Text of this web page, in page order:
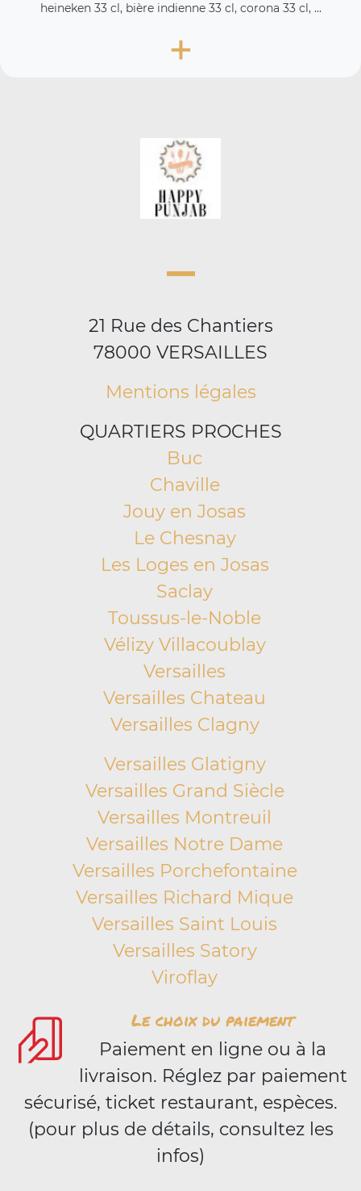
heineken 33 cl, bière indienne 33 cl, corona 33 cl, ...
+
21 Rue des Chantiers
78000 VERSAILLES
Mentions légales
QUARTIERS PROCHES
Buc
Chaville
Jouy en Josas
Le Chesnay
Les Loges en Josas
Saclay
Toussus-le-Noble
Vélizy Villacoublay
Versailles
Versailles Chateau
Versailles Clagny
Versailles Glatigny
Versailles Grand Siècle
Versailles Montreuil
Versailles Notre Dame
Versailles Porchefontaine
Versailles Richard Mique
Versailles Saint Louis
Versailles Satory
Viroflay
Le choix du paiement
Paiement en ligne ou à la
livraison. Réglez par paiement
sécurisé, ticket restaurant, espèces.
(pour plus de détails, consultez les
infos)